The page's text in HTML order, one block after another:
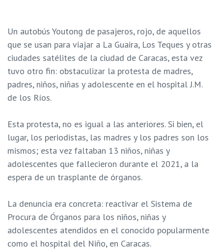
Un autobús Youtong de pasajeros, rojo, de aquellos
que se usan para viajar a La Guaira, Los Teques y otras
ciudades satélites de la ciudad de Caracas, esta vez
tuvo otro fin: obstaculizar la protesta de madres,
padres, niños, niñas y adolescente en el hospital J.M.
de los Ríos.
Esta protesta, no es igual a las anteriores. Si bien, el
lugar, los periodistas, las madres y los padres son los
mismos; esta vez faltaban 13 niños, niñas y
adolescentes que fallecieron durante el 2021, a la
espera de un trasplante de órganos.
La denuncia era concreta: reactivar el Sistema de
Procura de Órganos para los niños, niñas y
adolescentes atendidos en el conocido popularmente
como el hospital del Niño, en Caracas.